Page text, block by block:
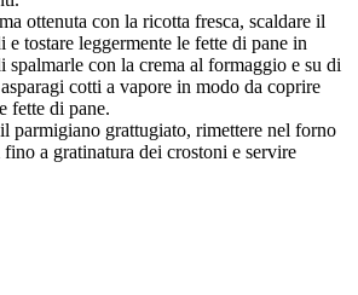
ottenuta con la ricotta fresca, scaldare il
e tostare leggermente le fette di pane in
spalmarle con la crema al formaggio e su di
cotti a vapore in modo da coprire
fette di pane.
parmigiano grattugiato, rimettere nel forno
a gratinatura dei crostoni e servire